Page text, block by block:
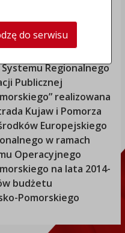
Regionalnego
Publicznej
” realizowana
Kujaw i Pomorza
Europejskiego
w ramach
Operacyjnego
na lata 2014-
budżetu
Pomorskiego
do serwisu